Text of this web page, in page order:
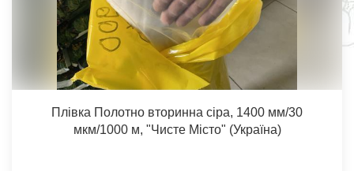
Плівка Полотно вторинна сіра, 1400 мм/30
мкм/1000 м, "Чисте Місто" (Україна)